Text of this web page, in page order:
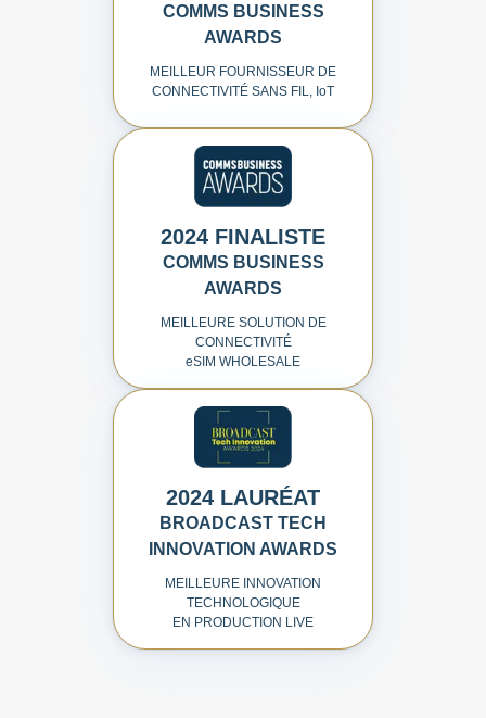
COMMS BUSINESS
AWARDS
MEILLEUR FOURNISSEUR DE
CONNECTIVITÉ SANS FIL, IoT
2024 FINALISTE
COMMS BUSINESS
AWARDS
MEILLEURE SOLUTION DE
CONNECTIVITÉ
eSIM WHOLESALE
2024 LAURÉAT
BROADCAST TECH
INNOVATION AWARDS
MEILLEURE INNOVATION
TECHNOLOGIQUE
EN PRODUCTION LIVE